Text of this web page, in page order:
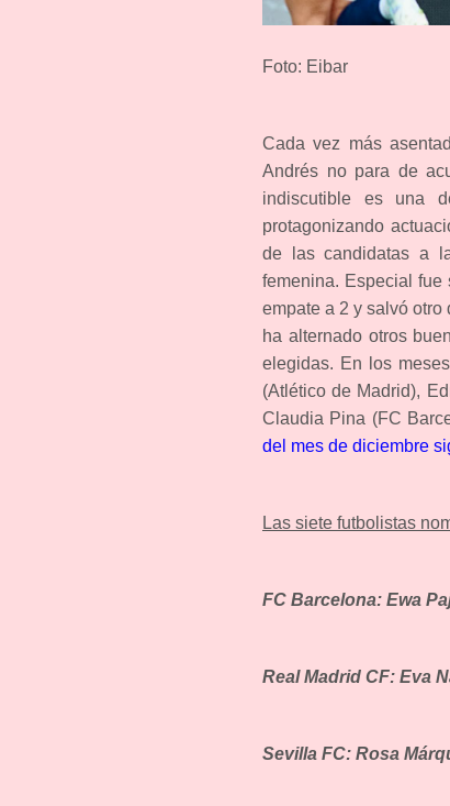
Foto: Eibar
Cada vez más
Andrés no para de
indiscutible es una
protagonizando
de las candidatas a
femenina. Especial fue
empate a 2 y salvó
ha alternado otros
elegidas. En los
(Atlético de Madrid),
Claudia Pina (FC
del mes de diciembre
Las siete futbolistas
FC Barcelona: Ewa
Real Madrid CF: Eva
Sevilla FC: Rosa